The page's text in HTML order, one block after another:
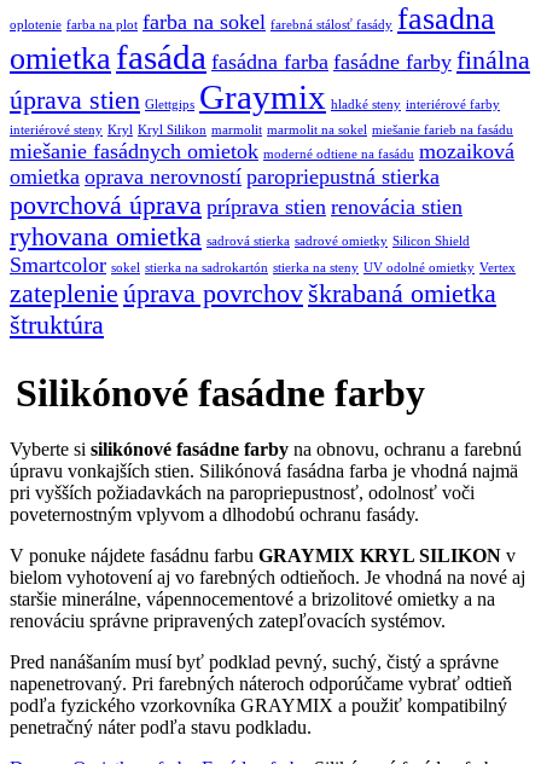
oplotenie farba na plot farba na sokel farebná stálosť fasády fasadna
omietkafasáda fasádna farba fasádne farby finálna
úprava stien Glettgips Graymix hladké steny interiérové farby
interiérové steny Kryl Kryl Silikon marmolit marmolit na sokel miešanie farieb na fasádu
miešanie fasádnych omietok moderné odtiene na fasádu mozaiková
omietka oprava nerovností paropriepustná stierka
povrchová úprava príprava stien renovácia stien
ryhovana omietka sadrová stierka sadrové omietky Silicon Shield
Smartcolor sokel stierka na sadrokartón stierka na steny UV odolné omietky Vertex
zateplenie úprava povrchov škrabaná omietka
štruktúra
Silikónové fasádne farby
Vyberte si silikónové fasádne farby na obnovu, ochranu a farebnú
úpravu vonkajších stien. Silikónová fasádna farba je vhodná najmä
pri vyšších požiadavkách na paropriepustnosť, odolnosť voči
poveternostným vplyvom a dlhodobú ochranu fasády.
V ponuke nájdete fasádnu farbu GRAYMIX KRYL SILIKON v
bielom vyhotovení aj vo farebných odtieňoch. Je vhodná na nové aj
staršie minerálne, vápennocementové a brizolitové omietky a na
renováciu správne pripravených zatepľovacích systémov.
Pred nanášaním musí byť podklad pevný, suchý, čistý a správne
napenetrovaný. Pri farebných náteroch odporúčame vybrať odtieň
podľa fyzického vzorkovníka GRAYMIX a použiť kompatibilný
penetračný náter podľa stavu podkladu.